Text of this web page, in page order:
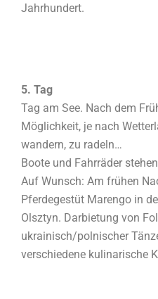
Jahrhundert.
5. Tag
Tag am See. Nach dem
Möglichkeit, je nach
wandern, zu radeln…
Boote und Fahrräder
Auf Wunsch: Am frühen
Pferdegestüt Marengo in
Olsztyn. Darbietung von
ukrainisch/polnischer
verschiedene kulinarische